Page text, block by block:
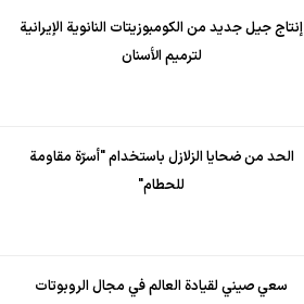
إنتاج جيل جديد من الكومبوزيتات النانوية الإيرانية
لترميم الأسنان
الحد من ضحايا الزلازل باستخدام "أسرّة مقاومة
للحطام"
سعي صيني لقيادة العالم في مجال الروبوتات